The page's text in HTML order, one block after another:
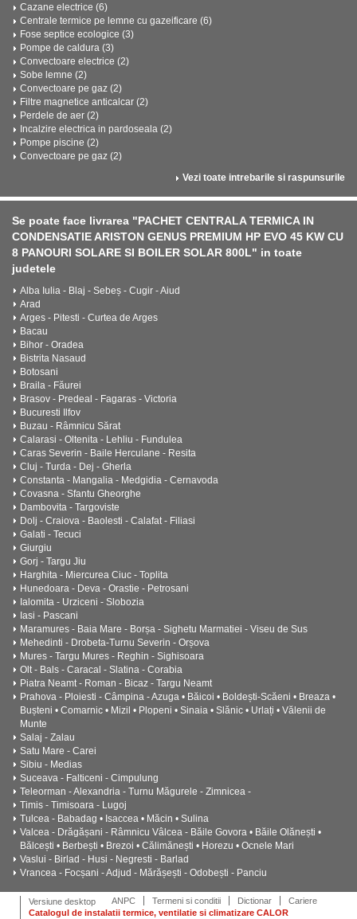
Cazane electrice (6)
Centrale termice pe lemne cu gazeificare (6)
Fose septice ecologice (3)
Pompe de caldura (3)
Convectoare electrice (2)
Sobe lemne (2)
Convectoare pe gaz (2)
Filtre magnetice anticalcar (2)
Perdele de aer (2)
Incalzire electrica in pardoseala (2)
Pompe piscine (2)
Convectoare pe gaz (2)
Vezi toate intrebarile si raspunsurile
Se poate face livrarea "PACHET CENTRALA TERMICA IN
CONDENSATIE ARISTON GENUS PREMIUM HP EVO 45 KW CU
8 PANOURI SOLARE SI BOILER SOLAR 800L" in toate
judetele
Alba Iulia - Blaj - Sebeș - Cugir - Aiud
Arad
Arges - Pitesti - Curtea de Arges
Bacau
Bihor - Oradea
Bistrita Nasaud
Botosani
Braila - Făurei
Brasov - Predeal - Fagaras - Victoria
Bucuresti Ilfov
Buzau - Râmnicu Sărat
Calarasi - Oltenita - Lehliu - Fundulea
Caras Severin - Baile Herculane - Resita
Cluj - Turda - Dej - Gherla
Constanta - Mangalia - Medgidia - Cernavoda
Covasna - Sfantu Gheorghe
Dambovita - Targoviste
Dolj - Craiova - Baolesti - Calafat - Filiasi
Galati - Tecuci
Giurgiu
Gorj - Targu Jiu
Harghita - Miercurea Ciuc - Toplita
Hunedoara - Deva - Orastie - Petrosani
Ialomita - Urziceni - Slobozia
Iasi - Pascani
Maramures - Baia Mare - Borșa - Sighetu Marmatiei - Viseu de Sus
Mehedinti - Drobeta-Turnu Severin - Orșova
Mures - Targu Mures - Reghin - Sighisoara
Olt - Bals - Caracal - Slatina - Corabia
Piatra Neamt - Roman - Bicaz - Targu Neamt
Prahova - Ploiesti - Câmpina - Azuga • Băicoi • Boldești-Scăeni • Breaza •
Bușteni • Comarnic • Mizil • Plopeni • Sinaia • Slănic • Urlați • Vălenii de
Munte
Salaj - Zalau
Satu Mare - Carei
Sibiu - Medias
Suceava - Falticeni - Cimpulung
Teleorman - Alexandria - Turnu Măgurele - Zimnicea -
Timis - Timisoara - Lugoj
Tulcea - Babadag • Isaccea • Măcin • Sulina
Valcea - Drăgășani - Râmnicu Vâlcea - Băile Govora • Băile Olănești •
Bălcești • Berbești • Brezoi • Călimănești • Horezu • Ocnele Mari
Vaslui - Birlad - Husi - Negresti - Barlad
Vrancea - Focșani - Adjud - Mărășești - Odobești - Panciu
Versiune desktop ANPC Termeni si conditii Dictionar
Cariere
Catalogul de instalatii termice, ventilatie si climatizare CALOR